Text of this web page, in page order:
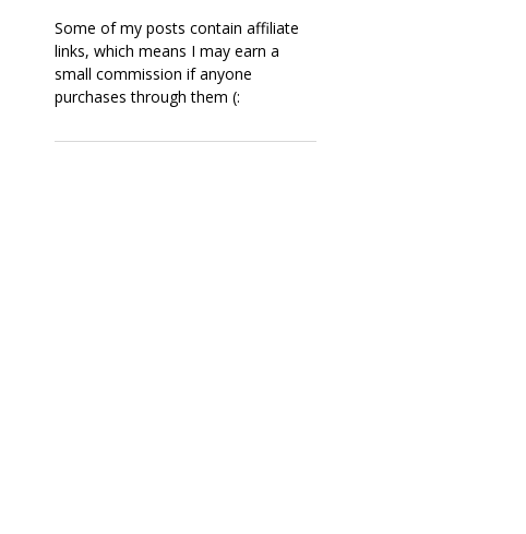
Some of my posts contain affiliate
links, which means I may earn a
small commission if anyone
purchases through them (: